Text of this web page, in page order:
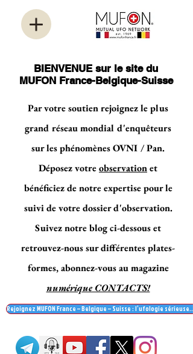
BIENVENUE sur le site du
MUFON France-Belgique-Suisse
Par votre soutien rejoignez le plus
grand réseau mondial d'enquêteurs
sur les phénomènes OVNI / Pan.
Déposez votreobservationet
bénéficiez de notre expertise pour le
suivi de votre dossier d'observation.
Suivez notre blog ci-dessous et
retrouvez-nous sur différentes plates-
formes, abonnez-vous au magazine
numérique CONTACTS!
Rejoignez MUFON France – Belgique – Suisse : l’ufologie